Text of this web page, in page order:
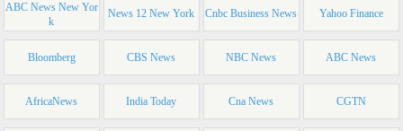
ABC News New Yor
k
News 12 New York Cnbc Business News Yahoo Finance
Bloomberg CBS News NBC News ABC News
AfricaNews India Today Cna News CGTN